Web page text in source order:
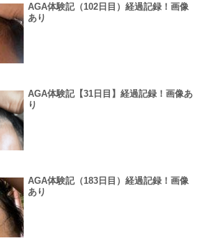
AGA体験記（102日目）経過記録！画像
あり
AGA体験記【31日目】経過記録！画像あ
り
AGA体験記（183日目）経過記録！画像
あり